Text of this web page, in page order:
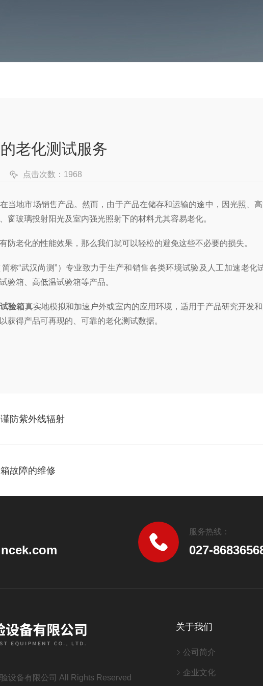
老化测试服务
点击次数：1968
当地市场销售产品。然而，由于产品在储存和运输的途中，因光照
窗玻璃投射阳光及室内强光照射下的材料尤其容易老化。
防老化的性能效果，那么我们就可以轻松的避免这些不必要的损失。
称“武汉尚测”）专业致力于生产和销售各类环境试验及人工加速老化
验箱、高低温试验箱等产品。
验箱真实地模拟和加速户外或室内的应用环境，适用于产品研究开发
获得产品可再现的、可靠的老化测试数据。
防紫外线辐射
故障的维修
服务热线：
027-
设备有限公司 All Rights Reserved
关于我们
公司简介
企业文化